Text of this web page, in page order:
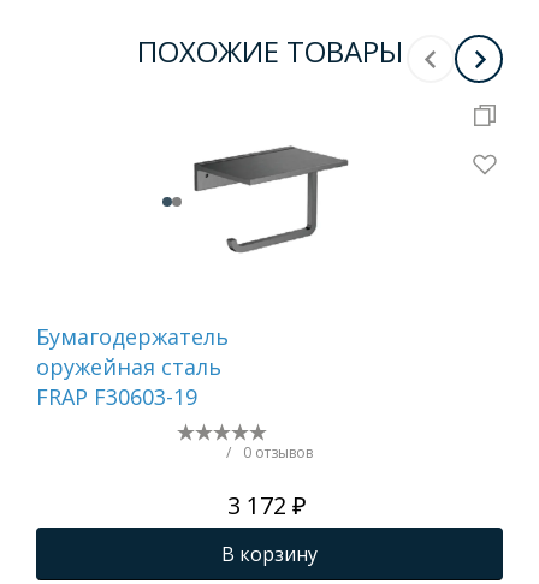
ПОХОЖИЕ ТОВАРЫ
Бумагодержатель
оружейная сталь
FRAP F30603-19
/ 0 отзывов
3 172 ₽
В корзину